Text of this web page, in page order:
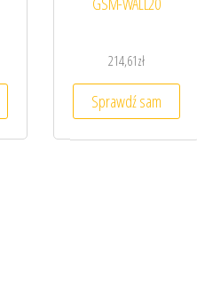
214,61zł
Sprawdź sam